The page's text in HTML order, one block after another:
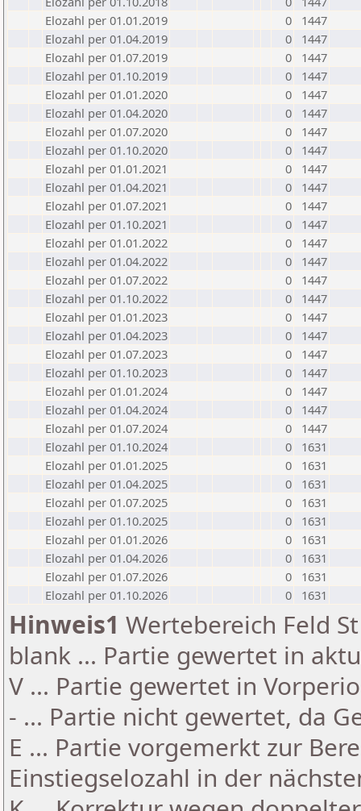
Elozahl per 01.01.2019
0
1447
Elozahl per 01.04.2019
0
1447
Elozahl per 01.07.2019
0
1447
Elozahl per 01.10.2019
0
1447
Elozahl per 01.01.2020
0
1447
Elozahl per 01.04.2020
0
1447
Elozahl per 01.07.2020
0
1447
Elozahl per 01.10.2020
0
1447
Elozahl per 01.01.2021
0
1447
Elozahl per 01.04.2021
0
1447
Elozahl per 01.07.2021
0
1447
Elozahl per 01.10.2021
0
1447
Elozahl per 01.01.2022
0
1447
Elozahl per 01.04.2022
0
1447
Elozahl per 01.07.2022
0
1447
Elozahl per 01.10.2022
0
1447
Elozahl per 01.01.2023
0
1447
Elozahl per 01.04.2023
0
1447
Elozahl per 01.07.2023
0
1447
Elozahl per 01.10.2023
0
1447
Elozahl per 01.01.2024
0
1447
Elozahl per 01.04.2024
0
1447
Elozahl per 01.07.2024
0
1447
Elozahl per 01.10.2024
0
1631
Elozahl per 01.01.2025
0
1631
Elozahl per 01.04.2025
0
1631
Elozahl per 01.07.2025
0
1631
Elozahl per 01.10.2025
0
1631
Elozahl per 01.01.2026
0
1631
Elozahl per 01.04.2026
0
1631
Elozahl per 01.07.2026
0
1631
Elozahl per 01.10.2026
0 1631
Hinweis1 Wertebereich Feld
blank ... Partie gewertet in
V ... Partie gewertet in
- ... Partie nicht gewertet, da
E ... Partie vorgemerkt zur
Einstiegselozahl in der